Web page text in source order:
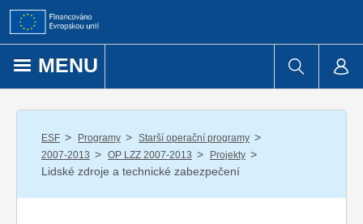
Přejít k obsahu
MENU
ESF / Programy / Starší operační programy /
2007-2013 / OP LZZ 2007-2013 / Projekty /
Lidské zdroje a technické zabezpečení